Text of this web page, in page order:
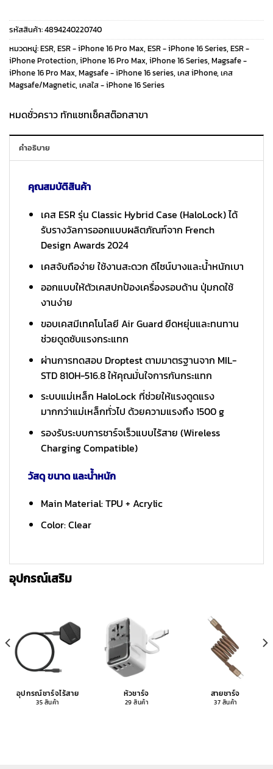
price
was:
890 ฿.
price
is:
550 ฿.
รหัสสินค้า:4894240220740
หมวดหมู่:ESR, ESR - iPhone 16 Pro Max, ESR - iPhone 16 Series, ESR -
iPhone Protection, iPhone 16 Pro Max, iPhone 16 Series, Magsafe -
iPhone 16 Pro Max, Magsafe - iPhone 16 series, เคส iPhone, เคส
Magsafe/Magnetic, เคสใส - iPhone 16 Series
หมดชั่วคราว ทักแชทเช็คสต๊อกสาขา
คำอธิบาย
คุณสมบัติสินค้า
เคส ESR รุ่น Classic Hybrid Case (HaloLock) ได้
รับรางวัลการออกแบบผลิตภัณฑ์จาก French
Design Awards 2024
เคสจับถือง่าย ใช้งานสะดวก ดีไซน์บางและน้ำหนักเบา
ออกแบบให้ตัวเคสปกป้องเครื่องรอบด้าน ปุ่มกดใช้
งานง่าย
ขอบเคสมีเทคโนโลยี Air Guard ยืดหยุ่นและทนทาน
ช่วยดูดซับแรงกระแทก
ผ่านการทดสอบ Droptest ตามมาตรฐานจาก MIL-
STD 810H-516.8 ให้คุณมั่นใจการกันกระแทก
ระบบแม่เหล็ก HaloLock ที่ช่วยให้แรงดูดแรง
มากกว่าแม่เหล็กทั่วไป ด้วยความแรงถึง 1500 g
รองรับระบบการชาร์จเร็วแบบไร้สาย (Wireless
Charging Compatible)
วัสดุ ขนาด และน้ำหนัก
Main Material: TPU + Acrylic
Color: Clear
อุปกรณ์เสริม
อุปกรณ์ชาร์จไร้สาย
35 สินค้า
หัวชาร์จ
29 สินค้า
สายชาร์จ
37 สินค้า